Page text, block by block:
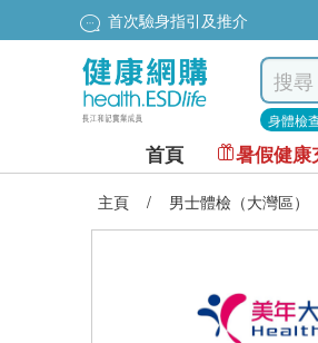
首次驗身指引及推介
身體檢
首頁 暑假健康
主頁 / 男士體檢（大灣區）